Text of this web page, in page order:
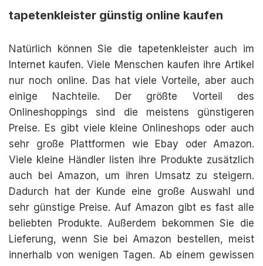
tapetenkleister günstig online kaufen
Natürlich können Sie die tapetenkleister auch im
Internet kaufen. Viele Menschen kaufen ihre Artikel
nur noch online. Das hat viele Vorteile, aber auch
einige Nachteile. Der größte Vorteil des
Onlineshoppings sind die meistens günstigeren
Preise. Es gibt viele kleine Onlineshops oder auch
sehr große Plattformen wie Ebay oder Amazon.
Viele kleine Händler listen ihre Produkte zusätzlich
auch bei Amazon, um ihren Umsatz zu steigern.
Dadurch hat der Kunde eine große Auswahl und
sehr günstige Preise. Auf Amazon gibt es fast alle
beliebten Produkte. Außerdem bekommen Sie die
Lieferung, wenn Sie bei Amazon bestellen, meist
innerhalb von wenigen Tagen. Ab einem gewissen